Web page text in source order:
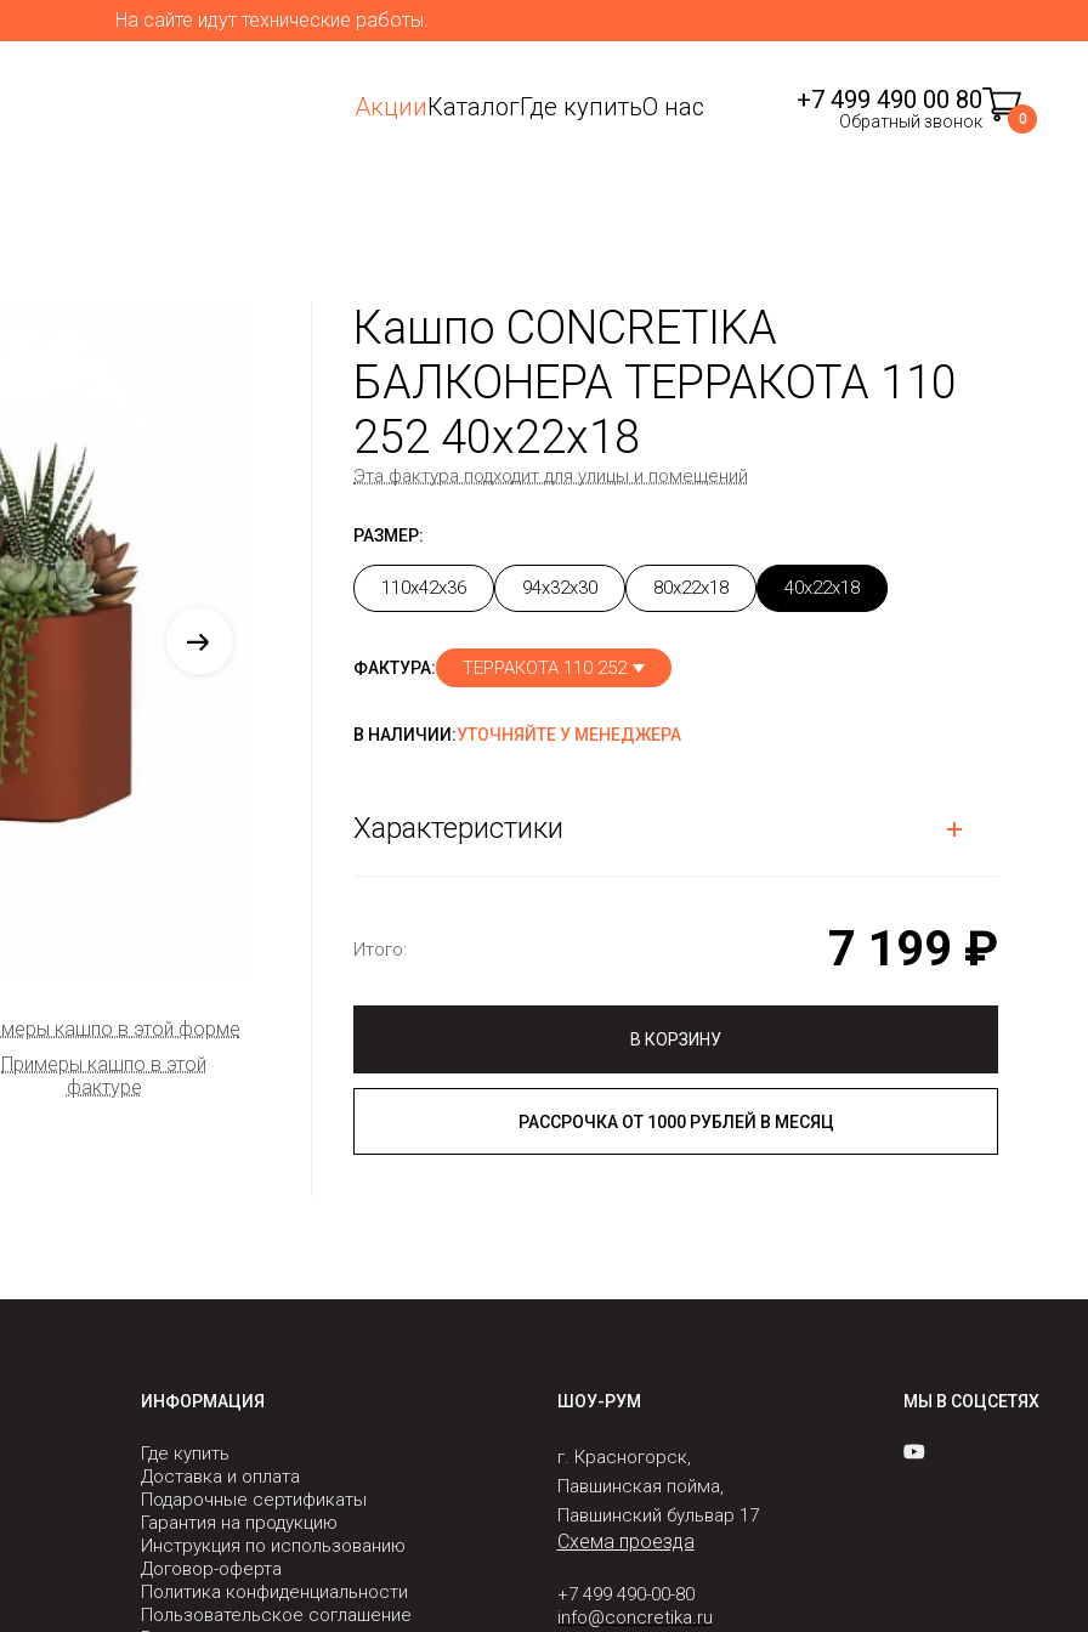
На сайте идут технические работы.
АкцииКаталогГде купитьО нас +7 499 490 00 80
Обратный звонок 0
кашпо в этой форме
Примеры кашпо в этой
фактуре
Кашпо CONCRETIKA
БАЛКОНЕРА ТЕРРАКОТА 110
252 40x22x18
Эта фактура подходит для улицы и помещений
РАЗМЕР:
110x42x36 94x32x30 80x22x18 40x22x18
ФАКТУРА: ТЕРРАКОТА 110 252
В НАЛИЧИИ:УТОЧНЯЙТЕ У МЕНЕДЖЕРА
Характеристики
Итого: 7 199 ₽
В КОРЗИНУ
РАССРОЧКА ОТ 1000 РУБЛЕЙ В МЕСЯЦ
ИНФОРМАЦИЯ
Где купить
Доставка и оплата
Подарочные сертификаты
Гарантия на продукцию
Инструкция по использованию
Договор-оферта
Политика конфиденциальности
Пользовательское соглашение
ШОУ-РУМ
г. Красногорск,
Павшинская пойма,
Павшинский бульвар 17
Схема проезда
+7 499 490-00-80
info@concretika.ru
МЫ В СОЦСЕТЯХ